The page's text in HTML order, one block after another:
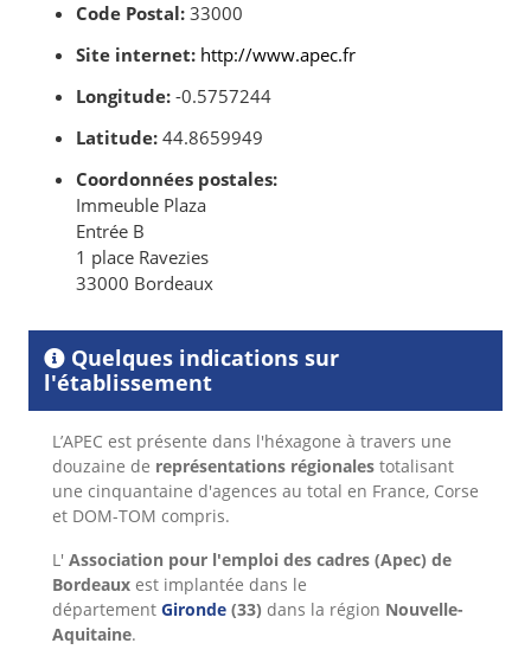
Code Postal: 33000
Site internet: http://www.apec.fr
Longitude: -0.5757244
Latitude: 44.8659949
Coordonnées postales:
Immeuble Plaza
Entrée B
1 place Ravezies
33000 Bordeaux
Quelques indications sur
l'établissement
L’APEC est présente dans l'héxagone à travers une
douzaine de représentations régionales totalisant
une cinquantaine d'agences au total en France, Corse
et DOM-TOM compris.
L' Association pour l'emploi des cadres (Apec) de
Bordeaux est implantée dans le
département Gironde (33) dans la région Nouvelle-
Aquitaine.